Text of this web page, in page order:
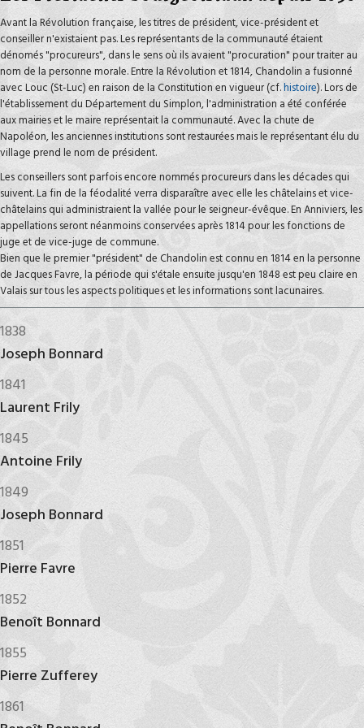
Avant la Révolution française, les titres de président, vice-président et
conseiller n'existaient pas. Les représentants de la communauté étaient
dénomés "procureurs", dans le sens où ils avaient "procuration" pour traiter au
nom de la personne morale. Entre la Révolution et 1814, Chandolin a fusionné
avec Louc (St-Luc) en raison de la Constitution en vigueur (cf.histoire). Lors de
l'établissement du Département du Simplon, l'administration a été conférée
aux mairies et le maire représentait la communauté. Avec la chute de
Napoléon, les anciennes institutions sont restaurées mais le représentant élu du
village prend le nom de président.
Les conseillers sont parfois encore nommés procureurs dans les décades qui
suivent. La fin de la féodalité verra disparaître avec elle les châtelains et vice-
châtelains qui administraient la vallée pour le seigneur-évêque. En Anniviers, les
appellations seront néanmoins conservées après 1814 pour les fonctions de
juge et de vice-juge de commune.
Bien que le premier "président" de Chandolin est connu en 1814 en la personne
de Jacques Favre, la période qui s'étale ensuite jusqu'en 1848 est peu claire en
Valais sur tous les aspects politiques et les informations sont lacunaires.
1838
Joseph Bonnard
1841
Laurent Frily
1845
Antoine Frily
1849
Joseph Bonnard
1851
Pierre Favre
1852
Benoît Bonnard
1855
Pierre Zufferey
1861